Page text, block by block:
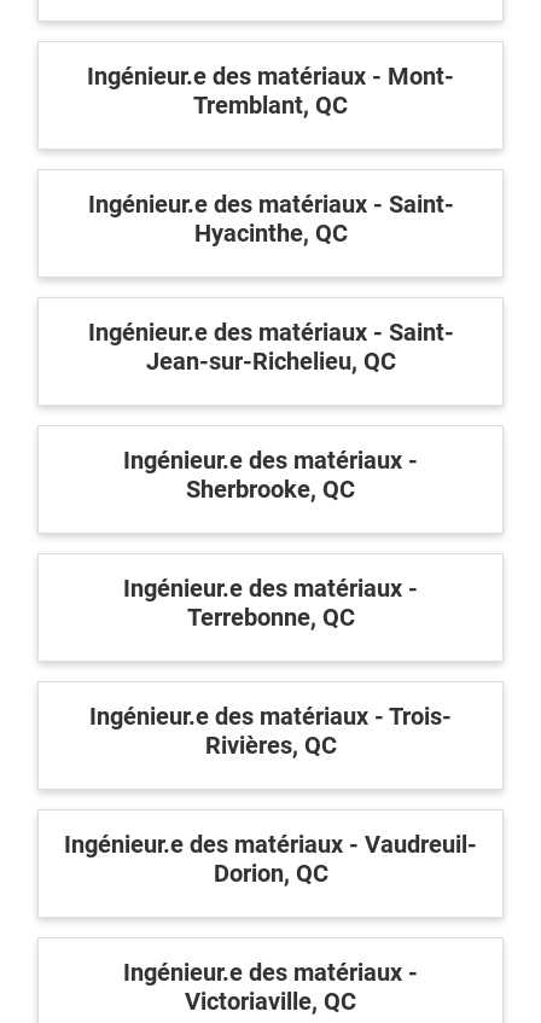
Ingénieur.e des matériaux - Mont-
Tremblant, QC
Ingénieur.e des matériaux - Saint-
Hyacinthe, QC
Ingénieur.e des matériaux - Saint-
Jean-sur-Richelieu, QC
Ingénieur.e des matériaux -
Sherbrooke, QC
Ingénieur.e des matériaux -
Terrebonne, QC
Ingénieur.e des matériaux - Trois-
Rivières, QC
Ingénieur.e des matériaux - Vaudreuil-
Dorion, QC
Ingénieur.e des matériaux -
Victoriaville, QC